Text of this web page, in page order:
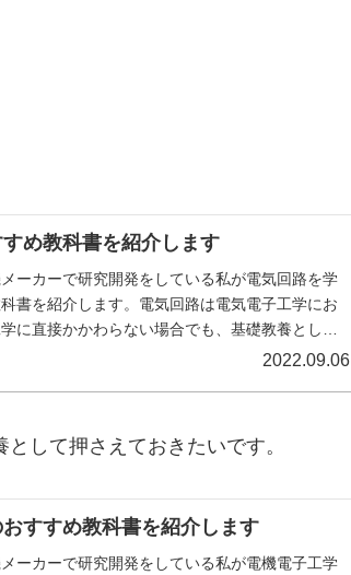
め教科書を紹介します
ーカーで研究開発をしている私が電気回路を学
書を紹介します。電気回路は電気電子工学にお
に直接かかわらない場合でも、基礎教養として
2022.09.06
して押さえておきたいです。
おすすめ教科書を紹介します
ーカーで研究開発をしている私が電機電子工学